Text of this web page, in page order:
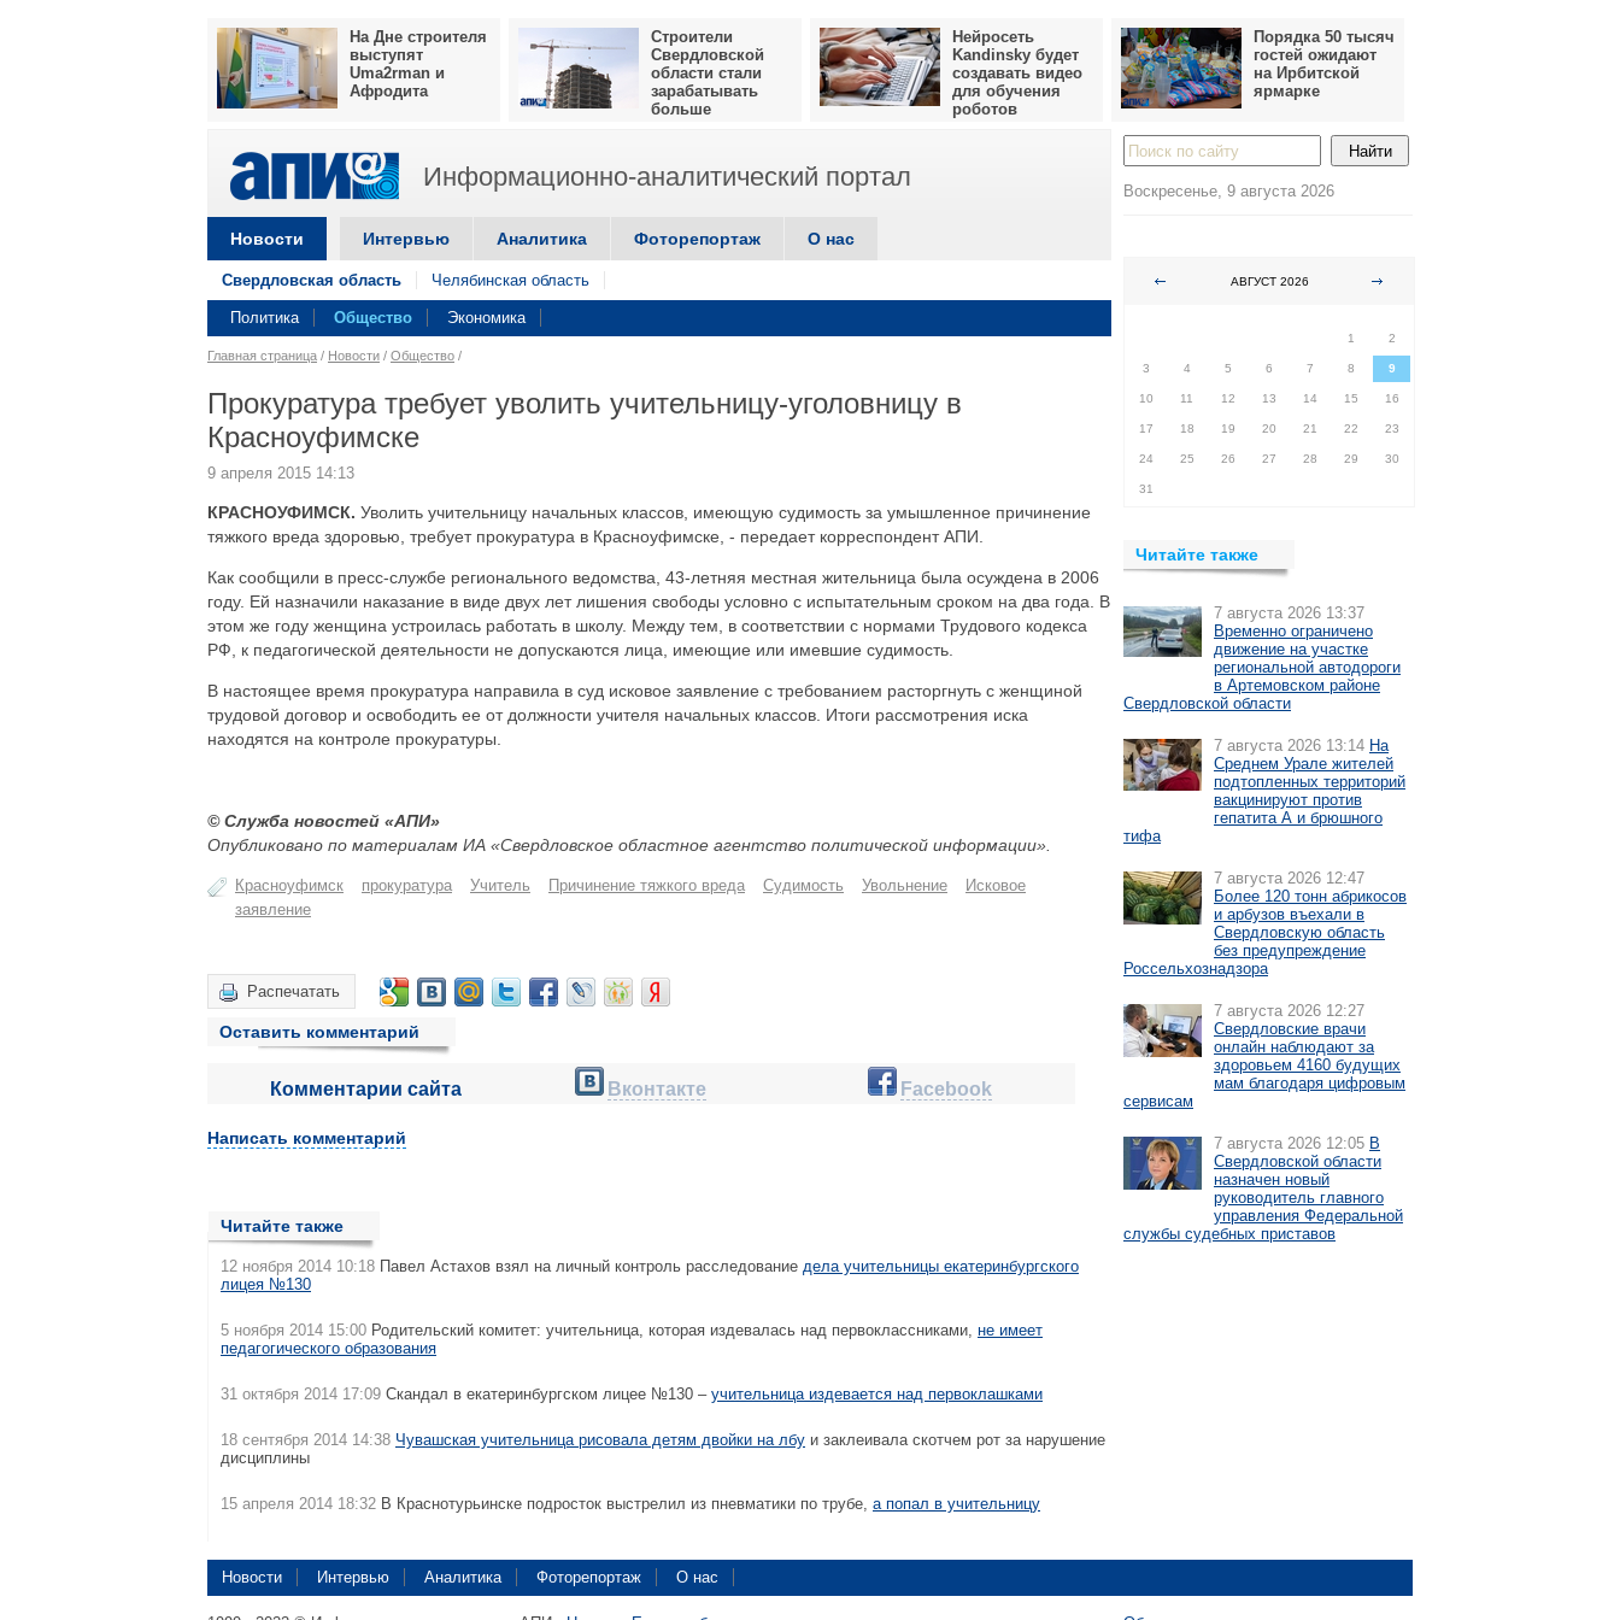
На Дне строителя
выступят
Uma2rman и
Афродита
Строители
Свердловской
области стали
зарабатывать
больше
Нейросеть
Kandinsky будет
создавать видео
для обучения
роботов
Порядка 50 тысяч
гостей ожидают
на Ирбитской
ярмарке
Информационно-аналитический портал
Новости Интервью Аналитика Фоторепортаж О нас
Свердловская область Челябинская область
Политика Общество Экономика
Главная страница / Новости / Общество /
Прокуратура требует уволить учительницу-уголовницу в
Красноуфимске
9 апреля 2015 14:13
КРАСНОУФИМСК. Уволить учительницу начальных классов, имеющую судимость за умышленное причинение
тяжкого вреда здоровью, требует прокуратура в Красноуфимске, - передает корреспондент АПИ.
Как сообщили в пресс-службе регионального ведомства, 43-летняя местная жительница была осуждена в 2006
году. Ей назначили наказание в виде двух лет лишения свободы условно с испытательным сроком на два года. В
этом же году женщина устроилась работать в школу. Между тем, в соответствии с нормами Трудового кодекса
РФ, к педагогической деятельности не допускаются лица, имеющие или имевшие судимость.
В настоящее время прокуратура направила в суд исковое заявление с требованием расторгнуть с женщиной
трудовой договор и освободить ее от должности учителя начальных классов. Итоги рассмотрения иска
находятся на контроле прокуратуры.
© Служба новостей «АПИ»
Опубликовано по материалам ИА «Свердловское областное агентство политической информации».
Красноуфимск прокуратура Учитель Причинение тяжкого вреда Судимость Увольнение
Исковое
заявление
Распечатать
Оставить комментарий
Комментарии сайта Вконтакте Facebook
Написать комментарий
Читайте также
12 ноября 2014 10:18 Павел Астахов взял на личный контроль расследование дела учительницы екатеринбургского
лицея №130
5 ноября 2014 15:00 Родительский комитет: учительница, которая издевалась над первоклассниками, не имеет
педагогического образования
31 октября 2014 17:09 Скандал в екатеринбургском лицее №130 – учительница издевается над первоклашками
18 сентября 2014 14:38 Чувашская учительница рисовала детям двойки на лбу и заклеивала скотчем рот за нарушение
дисциплины
15 апреля 2014 18:32 В Краснотурьинске подросток выстрелил из пневматики по трубе, а попал в учительницу
Воскресенье, 9 августа 2026
АВГУСТ 2026
1
2
3 4 5 6 7 8 9
10 11 12 13 14 15 16
17 18 19 20 21 22 23
24 25 26 27 28 29 30
31
Читайте также
7 августа 2026 13:37
Временно ограничено
движение на участке
региональной автодороги
в Артемовском районе
Свердловской области
7 августа 2026 13:14 На
Среднем Урале жителей
подтопленных территорий
вакцинируют против
гепатита А и брюшного
тифа
7 августа 2026 12:47
Более 120 тонн абрикосов
и арбузов въехали в
Свердловскую область
без предупреждение
Россельхознадзора
7 августа 2026 12:27
Свердловские врачи
онлайн наблюдают за
здоровьем 4160 будущих
мам благодаря цифровым
сервисам
7 августа 2026 12:05 В
Свердловской области
назначен новый
руководитель главного
управления Федеральной
службы судебных приставов
Новости Интервью Аналитика Фоторепортаж О нас